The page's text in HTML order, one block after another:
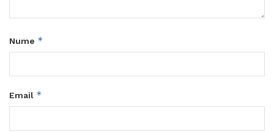
Nume *
Email *